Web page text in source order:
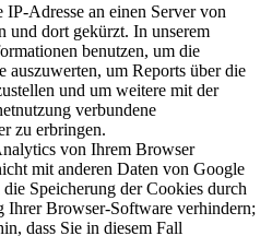
Adresse an einen Server von
und dort gekürzt. In unserem
benutzen, um die
auszuwerten, um Reports über die
und um weitere mit der
verbundene
zu erbringen.
von Ihrem Browser
mit anderen Daten von Google
Speicherung der Cookies durch
Ihrer Browser-Software verhindern;
dass Sie in diesem Fall